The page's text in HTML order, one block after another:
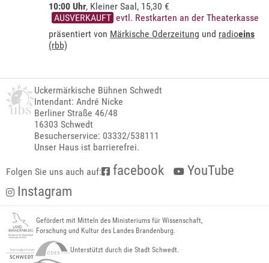
10:00 Uhr, Kleiner Saal, 15,30 €
AUSVERKAUFT evtl. Restkarten an der Theaterkasse
präsentiert von Märkische Oderzeitung und radioeins
(rbb)
Uckermärkische Bühnen Schwedt
Intendant: André Nicke
Berliner Straße 46/48
16303 Schwedt
Besucherservice: 03332/538111
Unser Haus ist barrierefrei.
Folgen Sie uns auch auf: facebook
YouTube
Instagram
Gefördert mit Mitteln des Ministeriums für Wissenschaft,
Forschung und Kultur des Landes Brandenburg.
Unterstützt durch die Stadt Schwedt.